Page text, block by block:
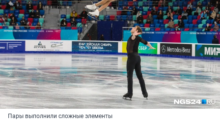
Пары выполнили сложные элементы